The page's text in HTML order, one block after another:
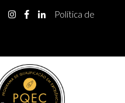
Política de